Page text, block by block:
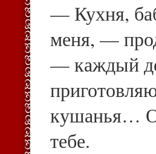
— Кухня,
меня, —
— каждый
кушанья…
тебе.